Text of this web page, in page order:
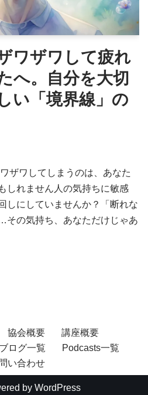
ワザワして疲れ
へ。自分を大切
い「境界線」の
ザワしてしまうのは、あなた
しれません人の気持ちに敏感
しにしていませんか？「断れな
その気持ち、あなただけじゃあ
協会概要
講座概要
ブログ一覧
Podcasts一覧
い合わせ
by WordPress